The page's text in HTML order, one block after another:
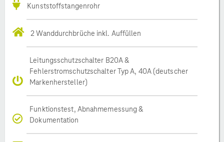
Kunststoffstangenrohr
2 Wanddurchbrüche inkl. Auffüllen
Leitungsschutzschalter B20A &
Fehlerstromschutzschalter Typ A, 40A (deutscher
Markenhersteller)
Funktionstest, Abnahmemessung &
Dokumentation